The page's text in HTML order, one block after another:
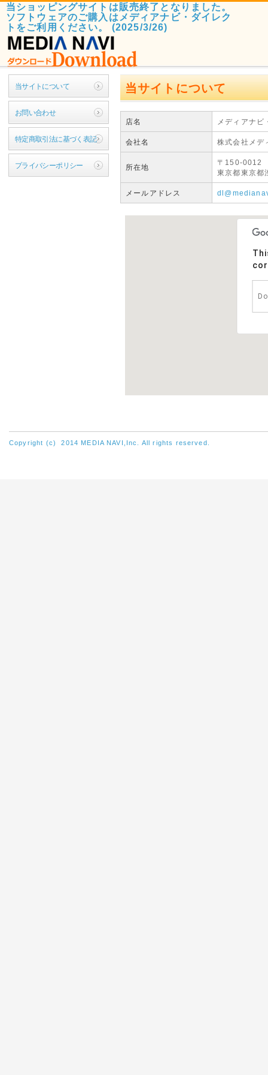
当ショッピングサイトは販売終了となりました。
ソフトウェアのご購入はメディアナビ・ダイレク
トをご利用ください。 (2025/3/26)
当サイトについて
お問い合わせ
特定商取引法に基づく表記
プライバシーポリシー
当サイトについて
店名 メディアナビ
会社名 株式会社メデ
所在地
〒150-0012
東京都東京都
メールアドレス
Copyright (c) 2014 MEDIA NAVI,Inc. All rights reserved.